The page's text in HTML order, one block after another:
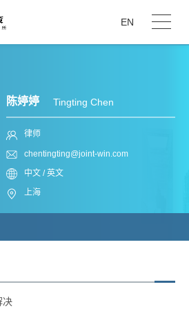
EN
陈婷婷 Tingting Chen
律师
chentingting@joint-win.com
中文 / 英文
上海
决